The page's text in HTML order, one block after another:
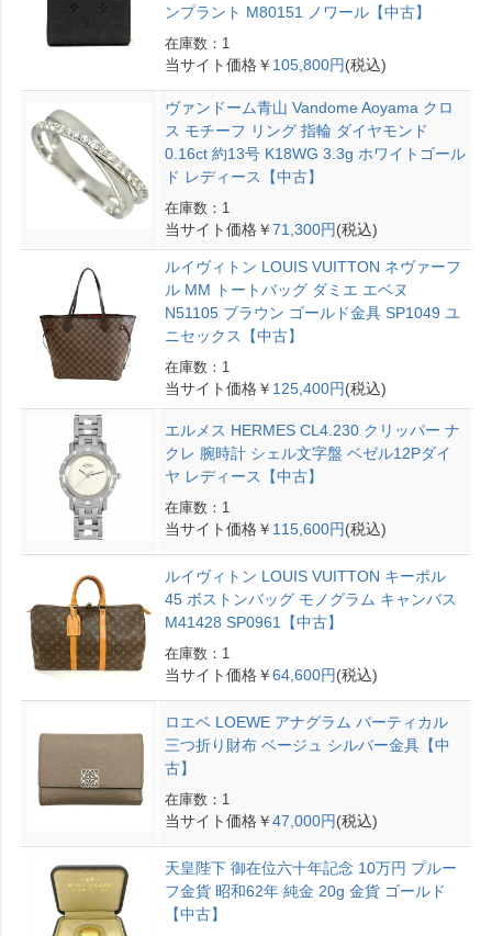
ンプラント M80151 ノワール【中古】
在庫数：1
当サイト価格￥ 105,800円(税込)
ヴァンドーム青山 Vandome Aoyama クロ
ス モチーフ リング 指輪 ダイヤモンド
0.16ct 約13号 K18WG 3.3g ホワイトゴール
ド レディース【中古】
在庫数：1
当サイト価格￥71,300円(税込)
ルイヴィトン LOUIS VUITTON ネヴァーフ
ル MM トートバッグ ダミエ エベヌ
N51105 ブラウン ゴールド金具 SP1049 ユ
ニセックス【中古】
在庫数：1
当サイト価格￥ 125,400円(税込)
エルメス HERMES CL4.230 クリッパー ナ
クレ 腕時計 シェル文字盤 ベゼル12Pダイ
ヤ レディース【中古】
在庫数：1
当サイト価格￥ 115,600円(税込)
ルイヴィトン LOUIS VUITTON キーポル
45 ボストンバッグ モノグラム キャンバス
M41428 SP0961【中古】
在庫数：1
当サイト価格￥64,600円(税込)
ロエベ LOEWE アナグラム バーティカル
三つ折り財布 ベージュ シルバー金具【中
古】
在庫数：1
当サイト価格￥47,000円(税込)
天皇陛下 御在位六十年記念 10万円 プルー
フ金貨 昭和62年 純金 20g 金貨 ゴールド
【中古】